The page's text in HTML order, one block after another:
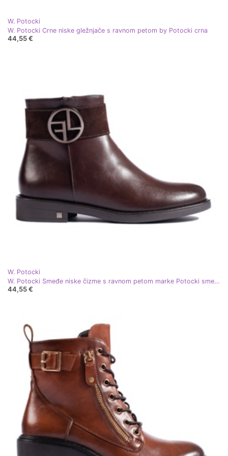
W. Potocki
W. Potocki Crne niske gležnjače s ravnom petom by Potocki crna
44,55 €
W. Potocki
W. Potocki Smeđe niske čizme s ravnom petom marke Potocki smeđa
44,55 €